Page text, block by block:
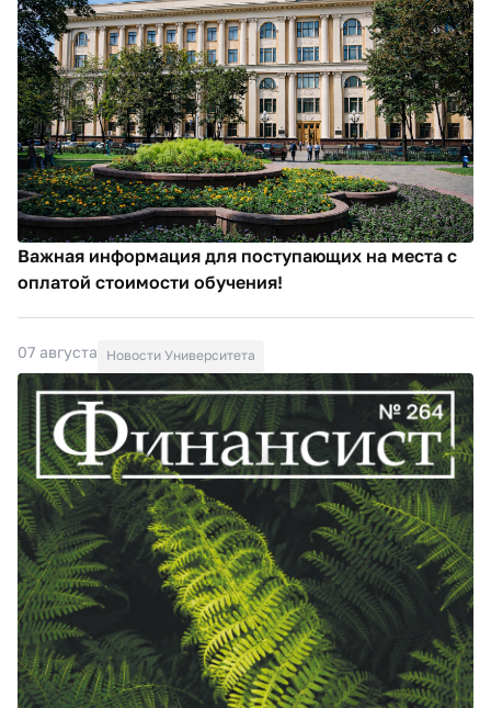
Важная информация для поступающих на места с
оплатой стоимости обучения!
07 августа Новости Университета